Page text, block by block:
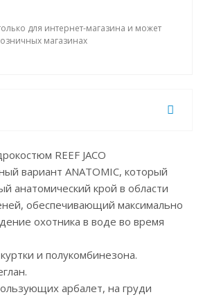
для интернет-магазина и может
магазинах
REEF JACO
вариант ANATOMIC, который
анатомический крой в области
обеспечивающий максимально
охотника в воде во время
и полукомбинезона.
арбалет, на груди